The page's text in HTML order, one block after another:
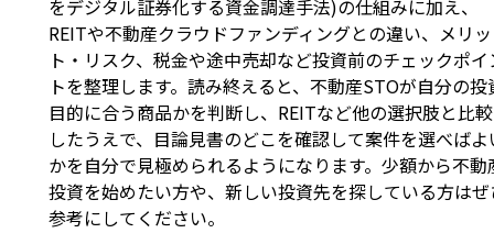
をデジタル証券化する資金調達手法)の仕組みに加え、
REITや不動産クラウドファンディングとの違い、メリッ
ト・リスク、税金や途中売却など投資前のチェックポイ
トを整理します。読み終えると、不動産STOが自分の投
目的に合う商品かを判断し、REITなど他の選択肢と比較
したうえで、目論見書のどこを確認して案件を選べばよ
かを自分で見極められるようになります。少額から不動
投資を始めたい方や、新しい投資先を探している方は
参考にしてください。